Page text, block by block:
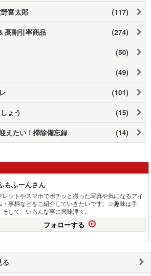
富太郎 (117)
高割引率商品 (274)
(50)
(49)
(101)
ょう (15)
えたい！掃除備忘録 (14)
もふーんさん
レットやスマホでポチッと撮った写真や気になるアイ
・事柄などをご紹介していきたいです。☆趣味は手
そして、いろんな事に興味津々。
フォローする
る